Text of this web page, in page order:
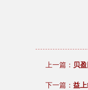
上一篇： 贝
下一篇： 益